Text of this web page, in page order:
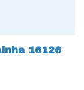
16126